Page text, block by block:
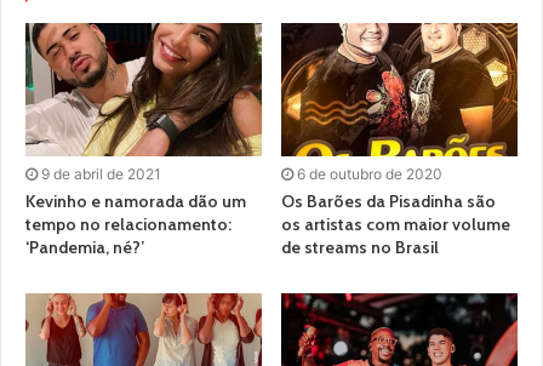
9 de abril de 2021
Kevinho e namorada dão um
tempo no relacionamento:
‘Pandemia, né?’
6 de outubro de 2020
Os Barões da Pisadinha são
os artistas com maior volume
de streams no Brasil